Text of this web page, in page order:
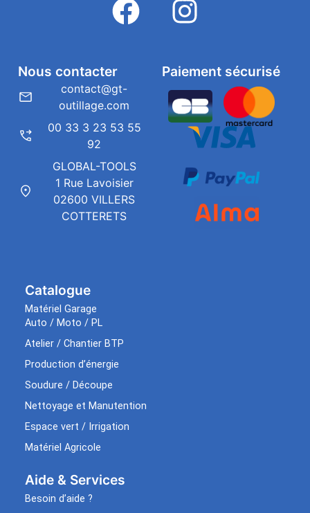
Catalogue
Matériel Garage
Auto / Moto / PL
Atelier / Chantier BTP
Production d’énergie
Soudure / Découpe
Nettoyage et Manutention
Espace vert / Irrigation
Matériel Agricole
Aide & Services​
Besoin d’aide ?
Paiement sécurisé
Nous contacter
contact@gt-
outillage.com
00 33 3 23 53 55
92
GLOBAL-TOOLS
1 Rue Lavoisier
02600 VILLERS
COTTERETS